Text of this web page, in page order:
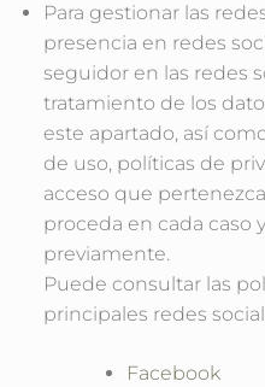
Para gestionar las
presencia en redes
seguidor en las redes
tratamiento de los
este apartado, así
de uso, políticas de
acceso que
proceda en cada caso
previamente.
Puede consultar las
principales redes
Facebook